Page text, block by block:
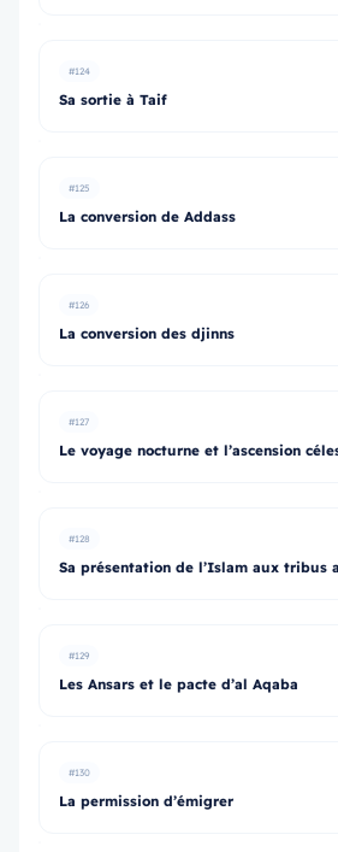
#124
Sa sortie à Taif
#125
La conversion de Addass
#126
La conversion des djinns
#127
Le voyage nocturne et l’ascension
#128
Sa présentation de l’Islam aux tribus
#129
Les Ansars et le pacte d’al Aqaba
#130
La permission d’émigrer